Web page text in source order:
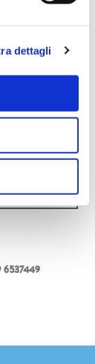
dettagli
Ricola
punto di
fattori
6537449